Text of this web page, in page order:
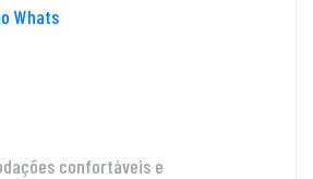
Whats
confortáveis e